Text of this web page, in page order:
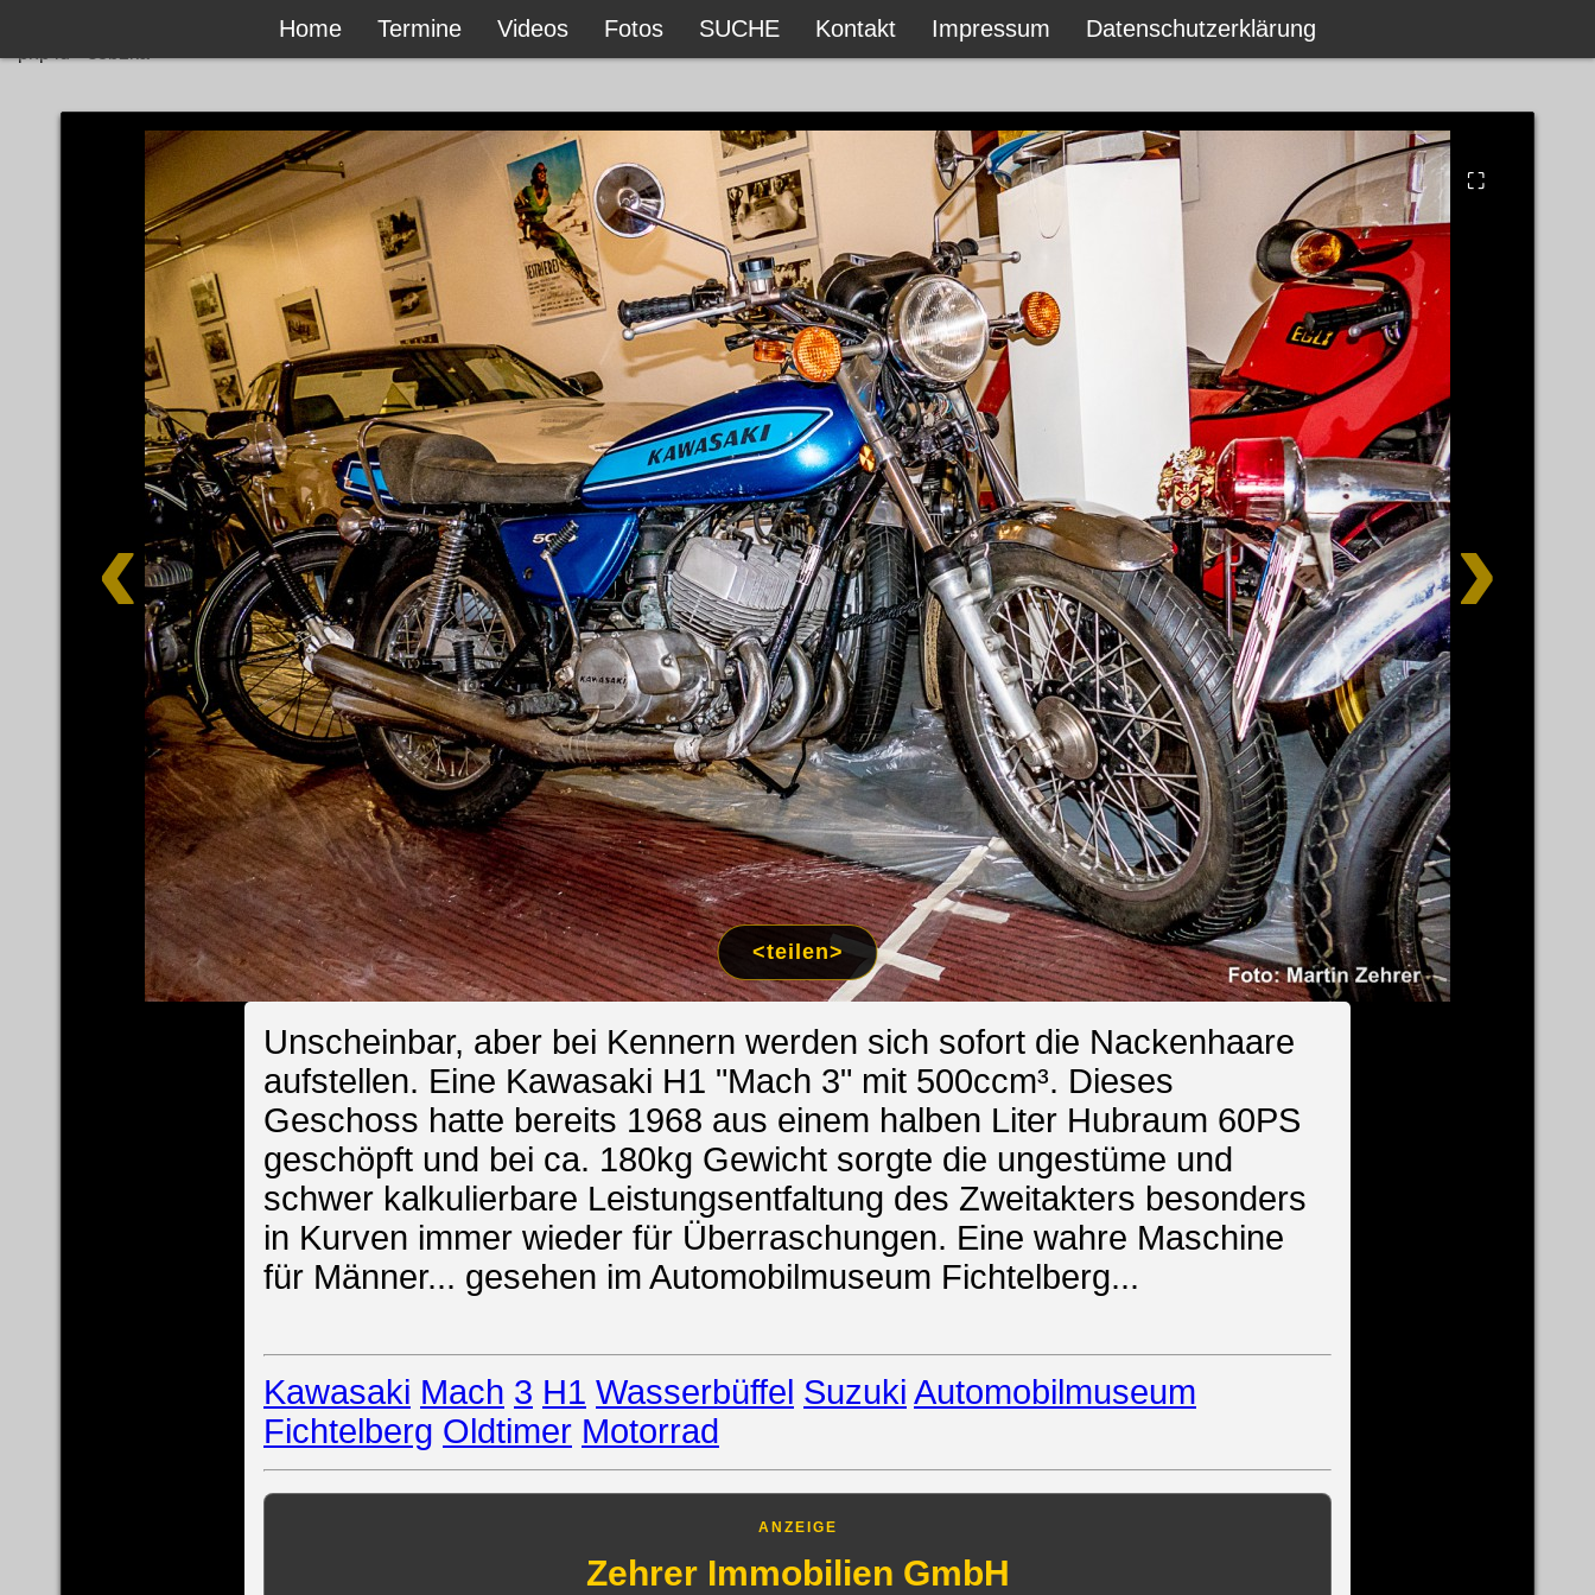
Home Termine Videos Fotos SUCHE Kontakt Impressum Datenschutzerklärung
⛶
<teilen>
Unscheinbar, aber bei Kennern werden sich sofort die Nackenhaare
aufstellen. Eine Kawasaki H1 "Mach 3" mit 500ccm³. Dieses
Geschoss hatte bereits 1968 aus einem halben Liter Hubraum 60PS
geschöpft und bei ca. 180kg Gewicht sorgte die ungestüme und
schwer kalkulierbare Leistungsentfaltung des Zweitakters besonders
in Kurven immer wieder für Überraschungen. Eine wahre Maschine
für Männer... gesehen im Automobilmuseum Fichtelberg...
Kawasaki Mach 3 H1 Wasserbüffel Suzuki Automobilmuseum
Fichtelberg Oldtimer Motorrad
ANZEIGE
Zehrer Immobilien GmbH